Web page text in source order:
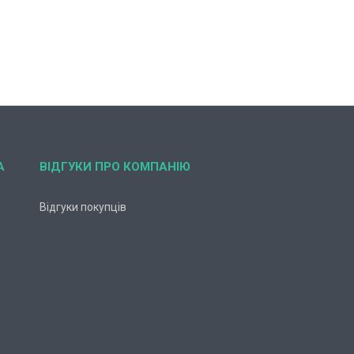
ВІДГУКИ ПРО КОМПАНІЮ
Відгуки покупців